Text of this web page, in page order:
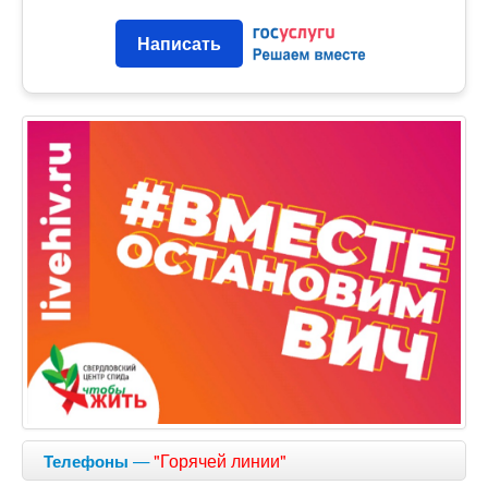
Написать
Телефоны —"Горячей линии"